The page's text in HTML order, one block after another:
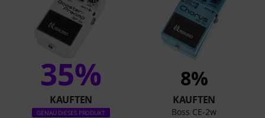
35%
KAUFTEN
GENAU DIESES PRODUKT
8%
KAUFTEN
Boss CE-2w